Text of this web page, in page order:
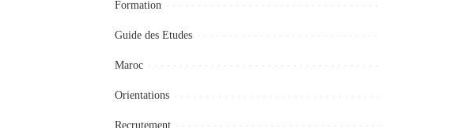
Formation
Guide des Etudes
Maroc
Orientations
Recrutement